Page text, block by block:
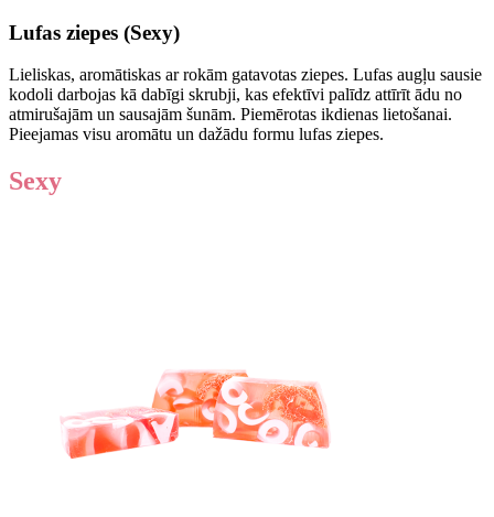
Lufas ziepes (Sexy)
Lieliskas, aromātiskas ar rokām gatavotas ziepes. Lufas augļu sausie
kodoli darbojas kā dabīgi skrubji, kas efektīvi palīdz attīrīt ādu no
atmirušajām un sausajām šunām. Piemērotas ikdienas lietošanai.
Pieejamas visu aromātu un dažādu formu lufas ziepes.
Sexy